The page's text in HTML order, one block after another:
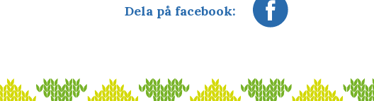
Dela på facebook: